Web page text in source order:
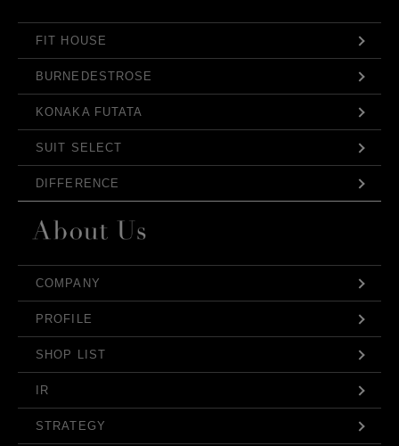
FIT HOUSE
BURNEDESTROSE
KONAKA FUTATA
SUIT SELECT
DIFFERENCE
COMPANY
PROFILE
SHOP LIST
IR
STRATEGY